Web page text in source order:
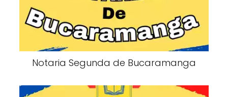
Notaria Segunda de Bucaramanga